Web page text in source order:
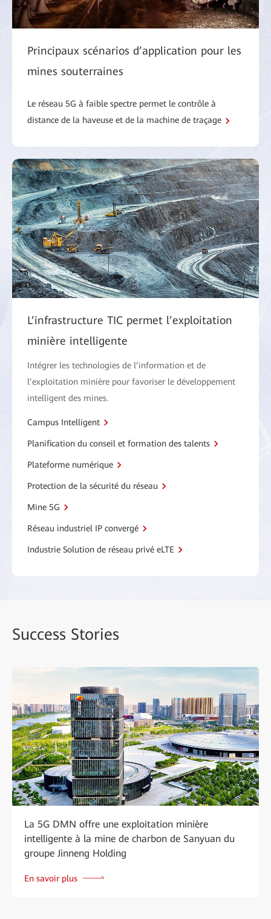
Principaux scénarios d’application pour les
mines souterraines
Le réseau 5G à faible spectre permet le contrôle à
distance de la haveuse et de la machine de traçage
L’infrastructure TIC permet l’exploitation
minière intelligente
Intégrer les technologies de l’information et de
l’exploitation minière pour favoriser le développement
intelligent des mines.
Campus Intelligent
Planification du conseil et formation des talents
Plateforme numérique
Protection de la sécurité du réseau
Mine 5G
Réseau industriel IP convergé
Industrie Solution de réseau privé eLTE
Success Stories
La 5G DMN offre une exploitation minière
intelligente à la mine de charbon de Sanyuan du
groupe Jinneng Holding
En savoir plus